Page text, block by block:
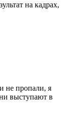
на кадрах,
не пропали, я
выступают в